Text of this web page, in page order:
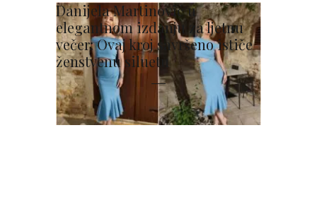
Danijela Martinović u
elegantnom izdanju za ljetnu
večer: Ovaj kroj savršeno ističe
ženstvenu siluetu